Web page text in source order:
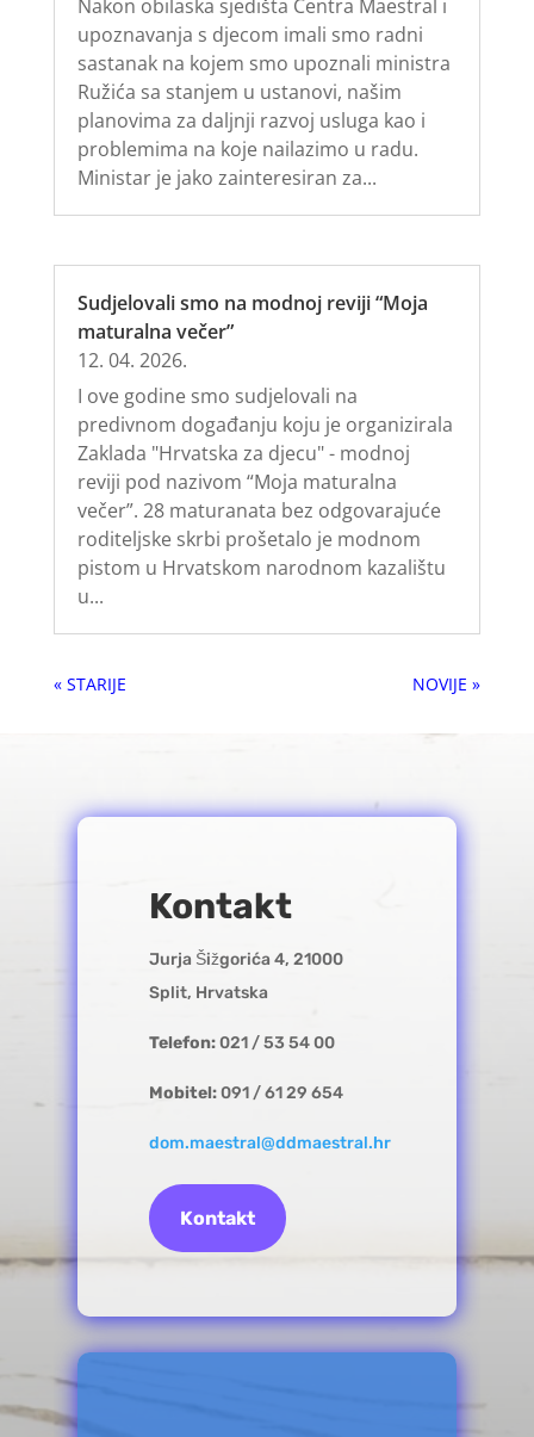
Nakon obilaska sjedišta Centra Maestral i
upoznavanja s djecom imali smo radni
sastanak na kojem smo upoznali ministra
Ružića sa stanjem u ustanovi, našim
planovima za daljnji razvoj usluga kao i
problemima na koje nailazimo u radu.
Ministar je jako zainteresiran za...
Sudjelovali smo na modnoj reviji “Moja
maturalna večer”
12. 04. 2026.
I ove godine smo sudjelovali na
predivnom događanju koju je organizirala
Zaklada "Hrvatska za djecu" - modnoj
reviji pod nazivom “Moja maturalna
večer”. 28 maturanata bez odgovarajuće
roditeljske skrbi prošetalo je modnom
pistom u Hrvatskom narodnom kazalištu
u...
« Older Entries Next Entries »
Kontakt
Jurja Šižgorića 4, 21000
Split, Hrvatska
Telefon:021 / 53 54 00
Mobitel:091 / 61 29 654
dom.maestral@ddmaestral.hr
Kontakt